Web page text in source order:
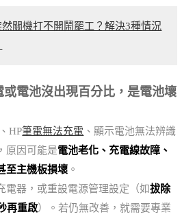
關機打不開鬧罷工？解決3種情況
電池沒出現百分比，是電池壞
HP筆電無法充電 、顯示電池無法辨識
原因可能是電池老化、充電線故障、
至主機板損壞 。
電器，或重設電源管理設定（如拔除
再重啟）。若仍無改善，就需要專業